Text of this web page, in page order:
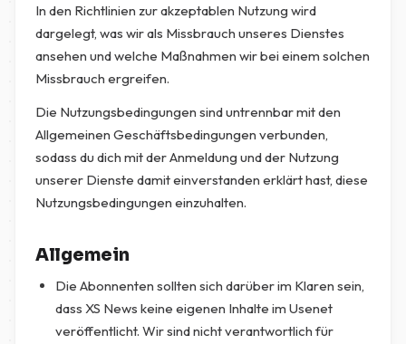
In den Richtlinien zur akzeptablen Nutzung wird
dargelegt, was wir als Missbrauch unseres Dienstes
ansehen und welche Maßnahmen wir bei einem solchen
Missbrauch ergreifen.
Die Nutzungsbedingungen sind untrennbar mit den
Allgemeinen Geschäftsbedingungen verbunden,
sodass du dich mit der Anmeldung und der Nutzung
unserer Dienste damit einverstanden erklärt hast, diese
Nutzungsbedingungen einzuhalten.
Allgemein
Die Abonnenten sollten sich darüber im Klaren sein,
dass XS News keine eigenen Inhalte im Usenet
veröffentlicht. Wir sind nicht verantwortlich für